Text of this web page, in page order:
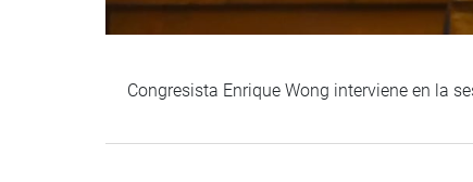
Congresista Enrique Wong interviene en la